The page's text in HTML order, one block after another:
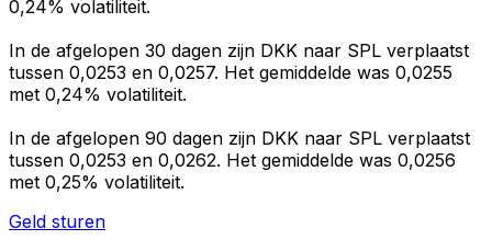
0,24% volatiliteit.
In de afgelopen 30 dagen zijn DKK naar SPL verplaatst
tussen 0,0253 en 0,0257. Het gemiddelde was 0,0255
met 0,24% volatiliteit.
In de afgelopen 90 dagen zijn DKK naar SPL verplaatst
tussen 0,0253 en 0,0262. Het gemiddelde was 0,0256
met 0,25% volatiliteit.
Geld sturen